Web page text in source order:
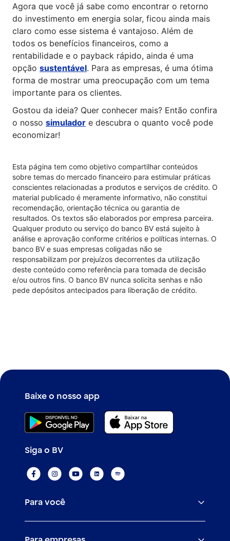
Agora que você já sabe como encontrar o retorno
do investimento em energia solar, ficou ainda mais
claro como esse sistema é vantajoso. Além de
todos os benefícios financeiros, como a
rentabilidade e o payback rápido, ainda é uma
opção sustentável. Para as empresas, é uma ótima
forma de mostrar uma preocupação com um tema
importante para os clientes.
Gostou da ideia? Quer conhecer mais? Então confira
o nosso simulador e descubra o quanto você pode
economizar!
Esta página tem como objetivo compartilhar conteúdos
sobre temas do mercado financeiro para estimular práticas
conscientes relacionadas a produtos e serviços de crédito. O
material publicado é meramente informativo, não constitui
recomendação, orientação técnica ou garantia de
resultados. Os textos são elaborados por empresa parceira.
Qualquer produto ou serviço do banco BV está sujeito à
análise e aprovação conforme critérios e políticas internas. O
banco BV e suas empresas coligadas não se
responsabilizam por prejuízos decorrentes da utilização
deste conteúdo como referência para tomada de decisão
e/ou outros fins. O banco BV nunca solicita senhas e não
pede depósitos antecipados para liberação de crédito.
Baixe o nosso app
Siga o BV
Para você